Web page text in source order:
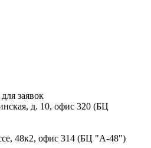
заявок
д. 10, офис 320 (БЦ
48к2, офис 314 (БЦ "А-48")